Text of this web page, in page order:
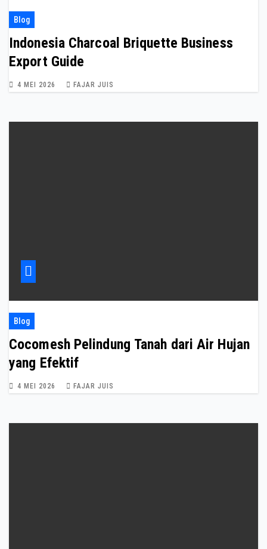
Blog
Indonesia Charcoal Briquette Business
Export Guide
4 MEI 2026 FAJAR JUIS
Blog
Cocomesh Pelindung Tanah dari Air Hujan
yang Efektif
4 MEI 2026 FAJAR JUIS